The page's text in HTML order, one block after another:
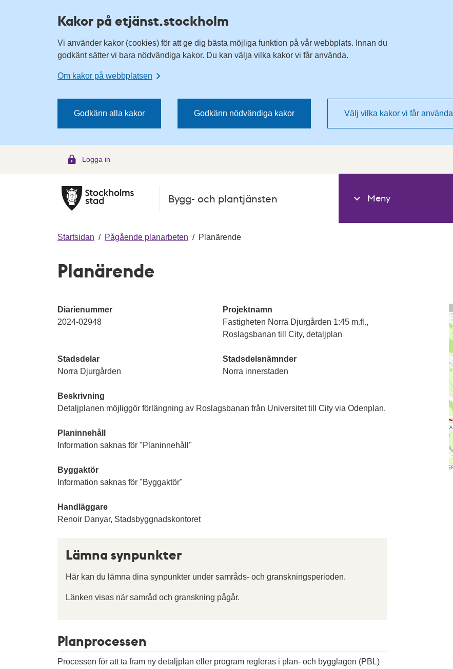
Kakor på etjänst.stockholm
Vi använder kakor (cookies) för att ge dig bästa möjliga funktion på vår webbplats. Innan du
godkänt sätter vi bara nödvändiga kakor. Du kan välja vilka kakor vi får använda.
Om kakor på webbplatsen
Godkänn alla kakor Godkänn nödvändiga kakor Välj vilka kakor vi får använda
Logga in
Bygg- och plantjänsten Meny
Startsidan / Pågående planarbeten / Planärende
Planärende
Diarienummer
2024-02948
Projektnamn
Fastigheten Norra Djurgården 1:45 m.fl.,
Roslagsbanan till City, detaljplan
Stadsdelar
Norra Djurgården
Stadsdelsnämnder
Norra innerstaden
Beskrivning
Detaljplanen möjliggör förlängning av Roslagsbanan från Universitet till City via Odenplan.
Planinnehåll
Information saknas för "Planinnehåll"
Byggaktör
Information saknas för "Byggaktör"
Handläggare
Renoir Danyar, Stadsbyggnadskontoret
Lämna synpunkter
Här kan du lämna dina synpunkter under samråds- och granskningsperioden.
Länken visas när samråd och granskning pågår.
Planprocessen
Processen för att ta fram ny detaljplan eller program regleras i plan- och bygglagen (PBL)